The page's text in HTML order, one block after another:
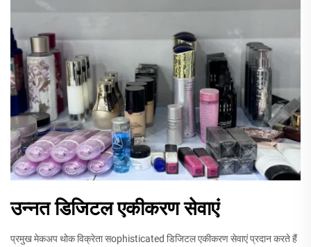
उन्नत डिजिटल एकीकरण सेवाएं
प्रमुख मेकअप थोक विक्रेता सophisticated डिजिटल एकीकरण सेवाएं प्रदान करते हैं